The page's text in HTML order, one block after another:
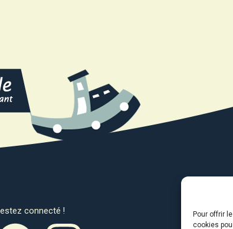
Pour offrir
cookies
connecté ! Avec